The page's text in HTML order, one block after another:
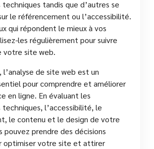
tandis que d’autres se
le référencement ou l’accessibilité.
qui répondent le mieux à vos
les régulièrement pour suivre
votre site web.
l’analyse de site web est un
pour comprendre et améliorer
en ligne. En évaluant les
l’accessibilité, le
le contenu et le design de votre
pouvez prendre des décisions
optimiser votre site et attirer